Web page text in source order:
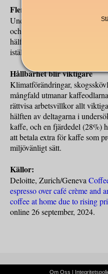
Fler brygger kaffe hemma
Under pandemin var många
och den trenden har fortsatt på
hälften av de tillfrågade
istället för att köpa det ute.
Hållbarhet blir viktigare
Klimatförändringar,
mångfald utmanar
rättvisa arbetsvillkor allt
hälften av deltagarna i
kaffe, och en fjärdedel (28%)
att betala extra för kaffe som
miljövänligt sätt.
Källor:
Deloitte, Zurich/Geneva
espresso over café crème and
coffee at home due to rising
online 26 september, 2024.
Om Oss |